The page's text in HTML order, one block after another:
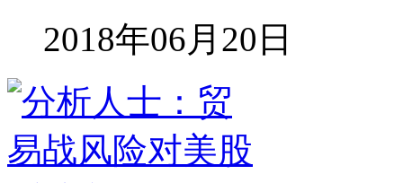
2018年06月20日